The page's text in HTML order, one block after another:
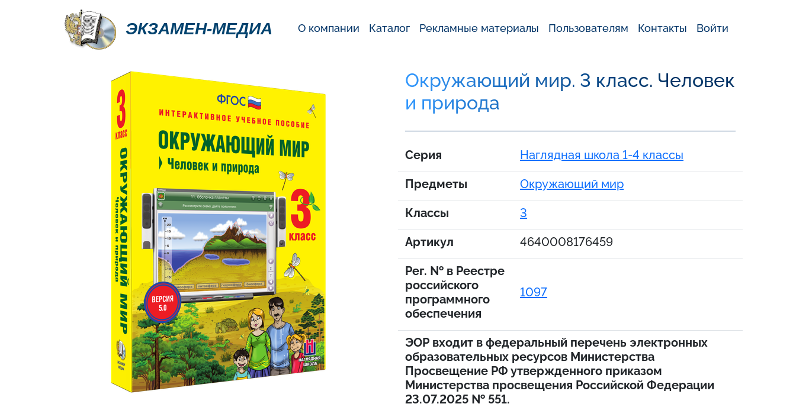
ЭКЗАМЕН-МЕДИА О компании Каталог Рекламные материалы Пользователям Контакты Войти
Окружающий мир. 3 класс. Человек
и природа
Серия Наглядная школа 1-4 классы
Предметы Окружающий мир
Классы 3
Артикул 4640008176459
Рег. № в Реестре
российского
программного
обеспечения
1097
ЭОР входит в федеральный перечень электронных
образовательных ресурсов Министерства
Просвещение РФ утвержденного приказом
Министерства просвещения Российской Федерации
23.07.2025 № 551.